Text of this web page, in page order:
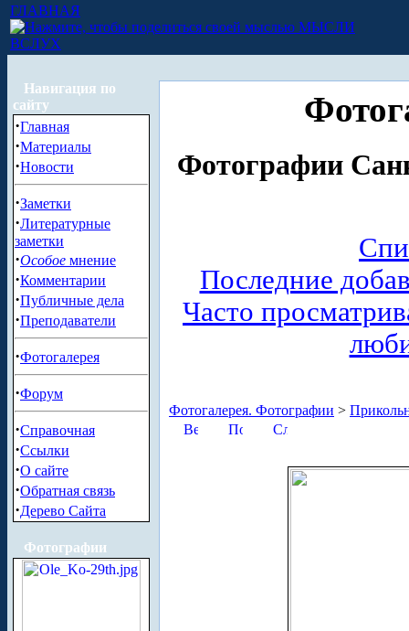
ГЛАВНАЯ
МЫСЛИ
ВСЛУХ
Навигация по
сайту
·Главная
·Материалы
·Новости
·Заметки
·Литературные
заметки
·Особое мнение
·Комментарии
·Публичные дела
·Преподаватели
·Фотогалерея
·Форум
·Справочная
·Ссылки
·О сайте
·Обратная связь
·Дерево Сайта
Фотографии
Фотографии
Последние
Часто
Фотогалерея. Фотографии >